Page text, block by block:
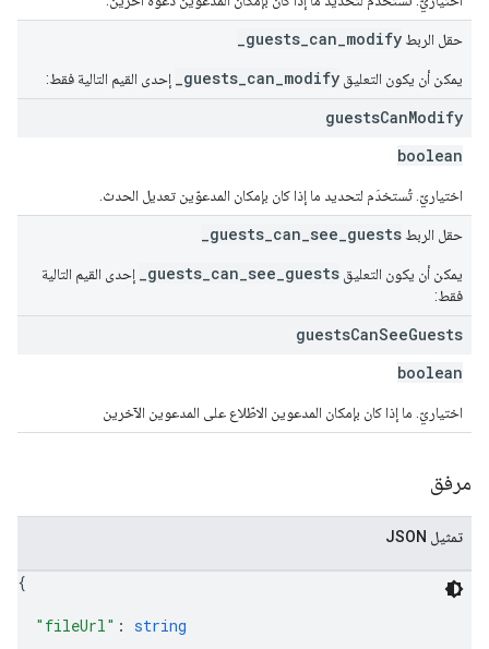
حقل الربط _guests_can_modify
يمكن أن يكون التعليق _guests_can_modify إحدى القيم التالية فقط:
guestsCanModify
boolean
اختياريّ. تُستخدَم لتحديد ما إذا كان بإمكان المدعوّين تعديل الحدث.
حقل الربط _guests_can_see_guests
يمكن أن يكون التعليق _guests_can_see_guests
إحدى القيم التالية
فقط:
guestsCanSeeGuests
boolean
اختياريّ. ما إذا كان بإمكان المدعوين الاطّلاع على المدعوين الآخرين
مرفق
تمثيل JSON
{
"fileUrl" : string